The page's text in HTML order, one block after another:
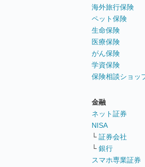
海外旅行保険
ペット保険
生命保険
医療保険
がん保険
学資保険
保険相談ショッ
金融
ネット証券
NISA
└ 証券会社
└ 銀行
スマホ専業証券